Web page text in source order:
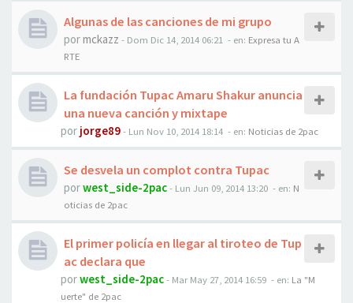
Algunas de las canciones de mi grupo
pormckazz - Dom Dic 14, 2014 06:21 - en: Expresa tu A
RTE
La fundación Tupac Amaru Shakur anuncia
una nueva canción y mixtape
por jorge89- Lun Nov 10, 2014 18:14 - en: Noticias de 2pac
Se desvela un complot contra Tupac
porwest_side-2pac- Lun Jun 09, 2014 13:20 - en: N
oticias de 2pac
El primer policía en llegar al tiroteo de Tup
ac declara que
porwest_side-2pac- Mar May 27, 2014 16:59 - en: La "M
uerte" de 2pac